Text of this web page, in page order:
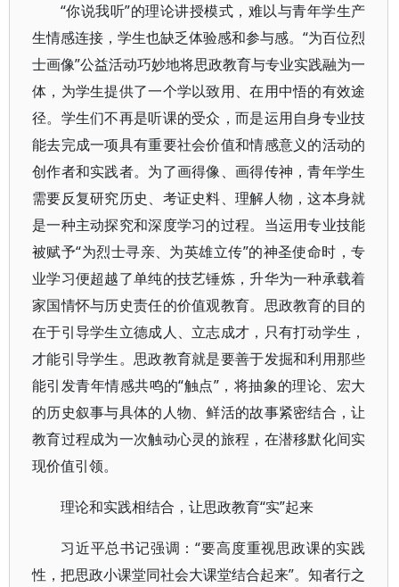
“你说我听”的理论讲授模式，难以与青年学生产
生情感连接，学生也缺乏体验感和参与感。“为百位烈
士画像”公益活动巧妙地将思政教育与专业实践融为一
体，为学生提供了一个学以致用、在用中悟的有效途
径。学生们不再是听课的受众，而是运用自身专业技
能去完成一项具有重要社会价值和情感意义的活动的
创作者和实践者。为了画得像、画得传神，青年学生
需要反复研究历史、考证史料、理解人物，这本身就
是一种主动探究和深度学习的过程。当运用专业技能
被赋予“为烈士寻亲、为英雄立传”的神圣使命时，专
业学习便超越了单纯的技艺锤炼，升华为一种承载着
家国情怀与历史责任的价值观教育。思政教育的目的
在于引导学生立德成人、立志成才，只有打动学生，
才能引导学生。思政教育就是要善于发掘和利用那些
能引发青年情感共鸣的“触点”，将抽象的理论、宏大
的历史叙事与具体的人物、鲜活的故事紧密结合，让
教育过程成为一次触动心灵的旅程，在潜移默化间实
现价值引领。
理论和实践相结合，让思政教育“实”起来
习近平总书记强调：“要高度重视思政课的实践
性，把思政小课堂同社会大课堂结合起来”。知者行之